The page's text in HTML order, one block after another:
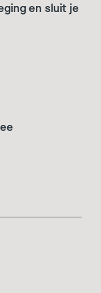
en sluit je